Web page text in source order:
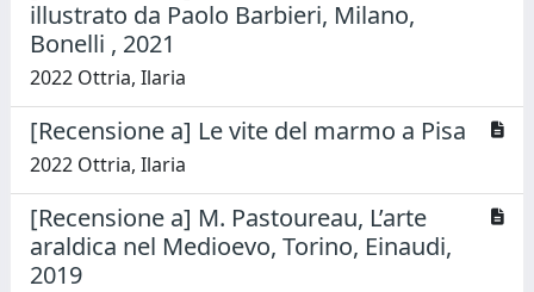
illustrato da Paolo Barbieri, Milano,
Bonelli , 2021
2022 Ottria, Ilaria
[Recensione a] Le vite del marmo a Pisa
2022 Ottria, Ilaria
[Recensione a] M. Pastoureau, L’arte
araldica nel Medioevo, Torino, Einaudi,
2019